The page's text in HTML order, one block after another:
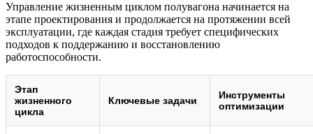
Управление жизненным циклом полувагона начинается на
этапе проектирования и продолжается на протяжении всей
эксплуатации, где каждая стадия требует специфических
подходов к поддержанию и восстановлению
работоспособности.
Этап
жизненного
цикла
Ключевые задачи
Инструменты
оптимизации